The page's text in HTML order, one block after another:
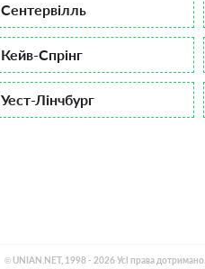
Сентервілль
Кейв-Спрінг
Уест-Лінчбург
© UNIAN.NET, 1998 - 2026 Усі права дотримано.